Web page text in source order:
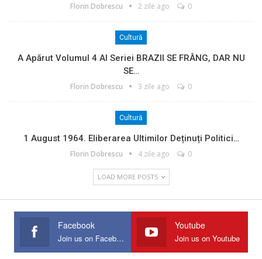
Florin Dobrescu 2 zile ago 0
Cultură
A Apărut Volumul 4 Al Seriei BRAZII SE FRÂNG, DAR NU
SE…
Florin Dobrescu 3 zile ago 0
Cultură
1 August 1964. Eliberarea Ultimilor Deținuți Politici…
Florin Dobrescu 4 zile ago 0
LOAD MORE POSTS
Facebook
Join us on Facebook
Youtube
Join us on Youtube